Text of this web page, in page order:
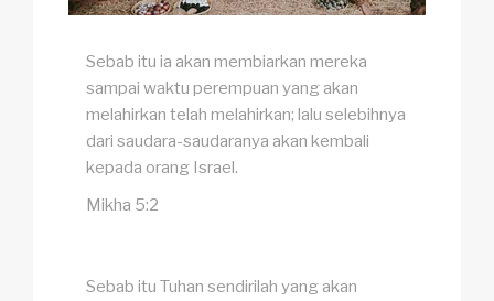
Sebab itu ia akan membiarkan mereka
sampai waktu perempuan yang akan
melahirkan telah melahirkan; lalu selebihnya
dari saudara-saudaranya akan kembali
kepada orang Israel.
Mikha 5:2
Sebab itu Tuhan sendirilah yang akan